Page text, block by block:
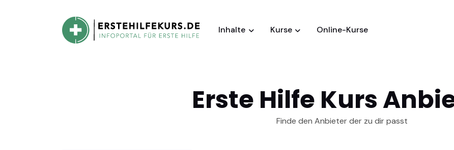
Inhalte Kurse Online-Kurse
Erste Hilfe Kurs
Finde den Anbieter der zu dir passt